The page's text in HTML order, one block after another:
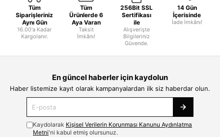
Tüm
Siparişleriniz
Aynı Gün
16.00'a Kadar
Kargolanır.
Tüm
Ürünlerde 6
Aya Varan
Taksit
İmkânı!
256Bit SSL
Sertifikası
ile
Alışverişte
Bilgileriniz
Güvende.
14 Gün
İçerisinde
İade İmkânı!
En güncel haberler için kaydolun
Haber listemize kayıt olarak kampanyalardan ilk siz haberdar olun.
Kaydolarak Kişisel Verilerin Korunması Kanunu Aydınlatma
Metni'ni kabul etmiş olursunuz.